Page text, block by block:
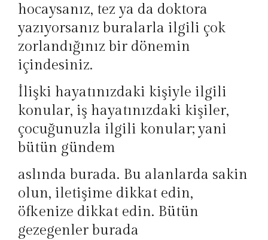
hocaysanız, tez ya da doktora
yazıyorsanız buralarla ilgili çok
zorlandığınız bir dönemin
içindesiniz.
İlişki hayatınızdaki kişiyle ilgili
konular, iş hayatınızdaki kişiler,
çocuğunuzla ilgili konular; yani
bütün gündem
aslında burada. Bu alanlarda sakin
olun, iletişime dikkat edin,
öfkenize dikkat edin. Bütün
gezegenler burada